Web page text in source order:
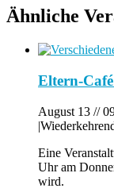
Ähnliche
Eltern-
August 13 //
|
Eine
Uhr am
wird.